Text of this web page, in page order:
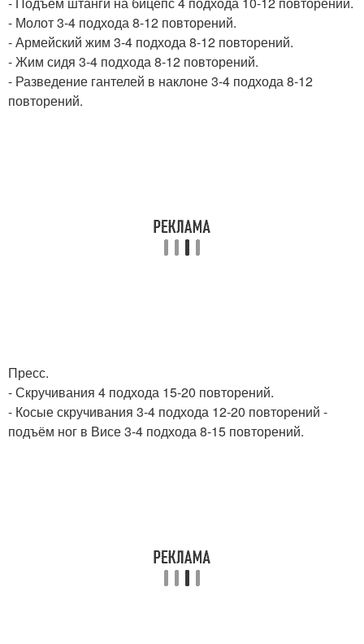
- Молот 3-4 подхода 8-12 повторений.
- Армейский жим 3-4 подхода 8-12 повторений.
- Жим сидя 3-4 подхода 8-12 повторений.
- Разведение гантелей в наклоне 3-4 подхода 8-12
повторений.
Пресс.
- Скручивания 4 подхода 15-20 повторений.
- Косые скручивания 3-4 подхода 12-20 повторений -
подъём ног в Висе 3-4 подхода 8-15 повторений.